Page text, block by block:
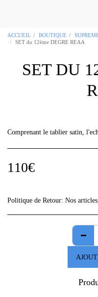
ACCUEIL BOUTIQUE
SET du 12ème DEGRE REAA
SET DU
Comprenant le tablier satin,
110€
Politique de Retour: Nos articles, pour la plupart, sont des &quot;fabrications uniques&quot;, vérifiez bien les